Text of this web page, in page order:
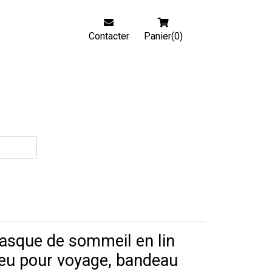
Contacter Panier(0)
de sommeil en lin
pour voyage, bandeau